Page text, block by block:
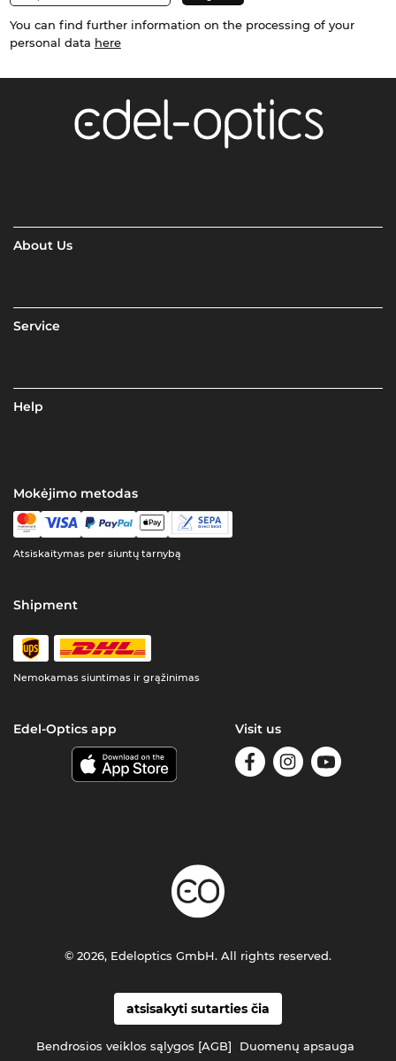
You can find further information on the processing of your
personal data here
About Us
Service
Help
Mokėjimo metodas
Atsiskaitymas per siuntų tarnybą
Shipment
Nemokamas siuntimas ir grąžinimas
Edel-Optics app Visit us
atsisakyti sutarties čia
Bendrosios veiklos sąlygos [AGB]
Duomenų apsauga
© 2026, Edeloptics GmbH. All rights reserved.